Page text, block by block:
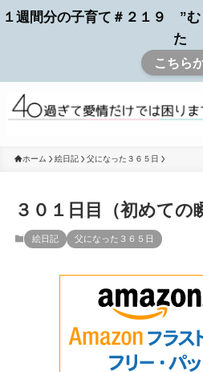
１週間分の子育て＃２１９ ”
た
こちら
ホーム 絵日記 父になった３６５日
３０１日目（初めての
絵日記 父になった３６５日